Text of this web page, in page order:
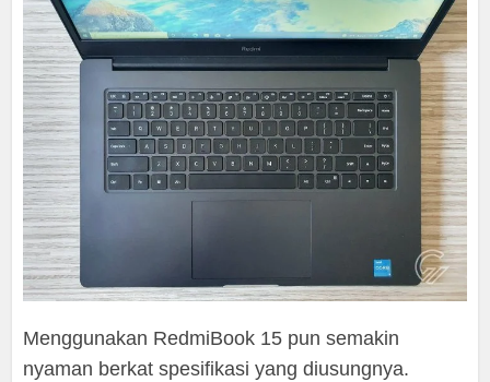
Menggunakan RedmiBook 15 pun semakin
nyaman berkat spesifikasi yang diusungnya.